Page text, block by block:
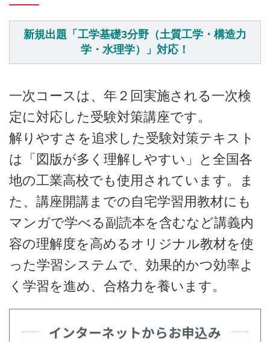
新規出題「工学基礎3分野（土質工学・構造力
学・水理学）」対応！
一次コースは、年２回実施される一次検
定に対応した受験対策講座です。
解りやすさを追求した受験対策テキスト
は「図版が多く理解しやすい」と全国各
地の工業高校でも使用されています。ま
た、講座開講までの自宅学習用教材にも
マンガで学べる副読本を含むなど講義内
容の理解度を高めるオリジナル教材を使
った学習システムで、効果的かつ効率よ
く学習を進め、合格力を養います。
インターネットからお申込み